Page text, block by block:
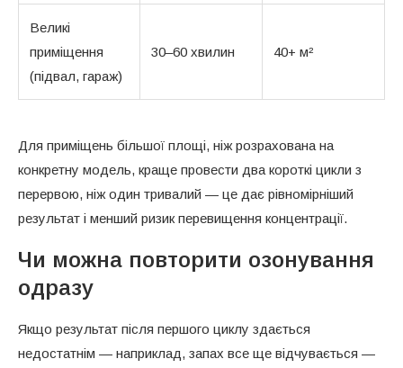
Великі
приміщення
(підвал, гараж)
30–60 хвилин 40+ м²
Для приміщень більшої площі, ніж розрахована на
конкретну модель, краще провести два короткі цикли з
перервою, ніж один тривалий — це дає рівномірніший
результат і менший ризик перевищення концентрації.
Чи можна повторити озонування
одразу
Якщо результат після першого циклу здається
недостатнім — наприклад, запах все ще відчувається —